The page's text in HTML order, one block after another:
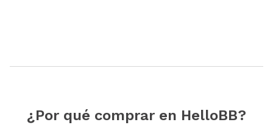
¿Por qué comprar en HelloBB?